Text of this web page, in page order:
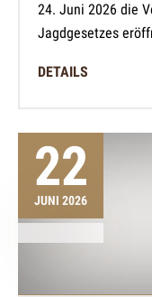
24. Juni 2026 die
Jagdgesetzes
DETAILS
22
JUNI 2026